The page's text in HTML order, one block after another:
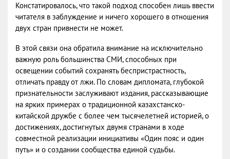
Констатировалось, что такой подход способен лишь ввести
читателя в заблуждение и ничего хорошего в отношения
двух стран привнести не может.
В этой связи она обратила внимание на исключительно
важную роль большинства СМИ, способных при
освещении событий сохранять беспристрастность,
отличать правду от лжи. По словам дипломата, глубокой
признательности заслуживают издания, рассказывающие
на ярких примерах о традиционной казахстанско-
китайской дружбе с более чем тысячелетней историей, о
достижениях, достигнутых двумя странами в ходе
совместной реализации инициативы «Один пояс и один
путь» и о создании сообщества единой судьбы.